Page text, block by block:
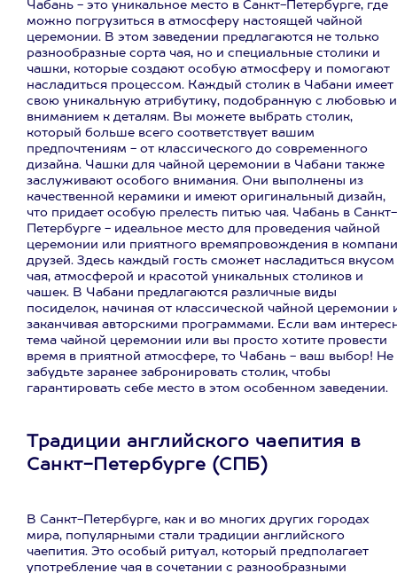
Чабань - это уникальное место в Санкт-Петербурге, где
можно погрузиться в атмосферу настоящей чайной
церемонии. В этом заведении предлагаются не только
разнообразные сорта чая, но и специальные столики и
чашки, которые создают особую атмосферу и помогают
насладиться процессом. Каждый столик в Чабани имеет
свою уникальную атрибутику, подобранную с любовью и
вниманием к деталям. Вы можете выбрать столик,
который больше всего соответствует вашим
предпочтениям - от классического до современного
дизайна. Чашки для чайной церемонии в Чабани также
заслуживают особого внимания. Они выполнены из
качественной керамики и имеют оригинальный дизайн,
что придает особую прелесть питью чая. Чабань в Санкт-
Петербурге - идеальное место для проведения чайной
церемонии или приятного времяпровождения в
друзей. Здесь каждый гость сможет насладиться вкусом
чая, атмосферой и красотой уникальных столиков и
чашек. В Чабани предлагаются различные виды
посиделок, начиная от классической чайной церемонии
заканчивая авторскими программами. Если вам
тема чайной церемонии или вы просто хотите провести
время в приятной атмосфере, то Чабань - ваш выбор! Не
забудьте заранее забронировать столик, чтобы
гарантировать себе место в этом особенном заведении.
Традиции английского чаепития в
Санкт-Петербурге (СПБ)
В Санкт-Петербурге, как и во многих других городах
мира, популярными стали традиции английского
чаепития. Это особый ритуал, который предполагает
употребление чая в сочетании с разнообразными